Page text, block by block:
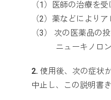
（1）医師の治療を
（2）薬などにより
（3） 次の医薬品の
ニューキノロン
2. 使用後、次の症状
中止し、この説明書